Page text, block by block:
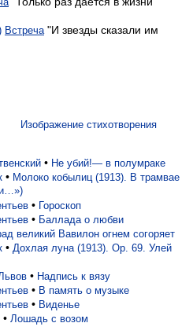
Встреча "И звезды сказали им
Изображение стихотворения
• Не убий!— в полумраке
• Молоко кобылиц (1913). В трамвае
• Гороскоп
• Баллада о любви
великий Вавилон огнем согоряет
• Дохлая луна (1913). Op. 69. Улей
• Надпись к вязу
• В память о музыке
• Виденье
• Лошадь с возом